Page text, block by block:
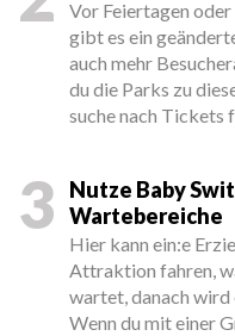
Vor Feiertagen
gibt es ein
auch mehr
du die Parks zu
suche nach Tickets
3
Nutze Baby
Wartebereiche
Hier kann ein:e
Attraktion fahren,
wartet, danach
Wenn du mit einer